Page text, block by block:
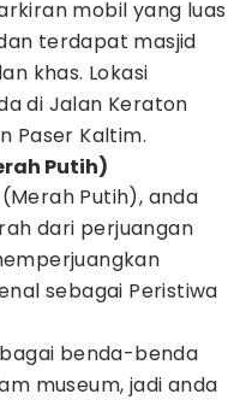
mobil yang luas
terdapat masjid
khas. Lokasi
di Jalan Keraton
Paser Kaltim.
Putih)
Putih), anda
dari perjuangan
sebagai Peristiwa
benda-benda
museum, jadi anda